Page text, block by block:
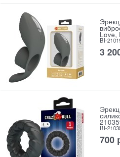
Love,
BI-
3
BI-
700